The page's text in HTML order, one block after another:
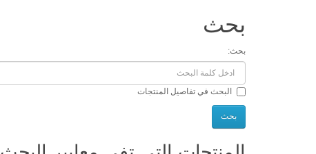
بحث
بحث:
البحث في تفاصيل المنتجات